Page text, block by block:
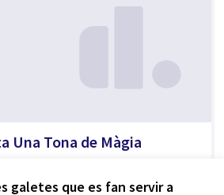
galetes que es fan servir a
Una Tona de Màgia